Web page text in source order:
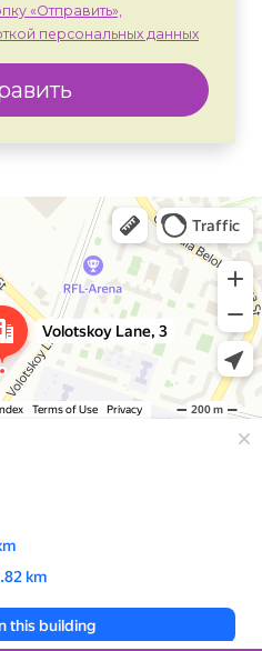
«Отправить»,
персональных данных
поиск мест